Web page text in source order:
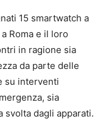
15 smartwatch a
Roma e il loro
in ragione sia
da parte delle
su interventi
sia
svolta dagli apparati.